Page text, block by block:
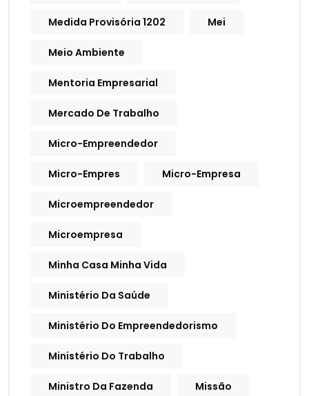
Medida Provisória 1202 Mei
Meio Ambiente
Mentoria Empresarial
Mercado De Trabalho
Micro-Empreendedor
Micro-Empres Micro-Empresa
Microempreendedor
Microempresa
Minha Casa Minha Vida
Ministério Da Saúde
Ministério Do Empreendedorismo
Ministério Do Trabalho
Ministro Da Fazenda Missão